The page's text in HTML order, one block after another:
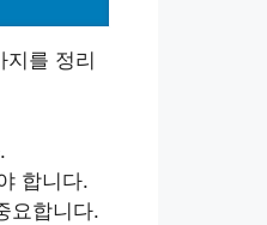
를 정리
합니다.
요합니다.